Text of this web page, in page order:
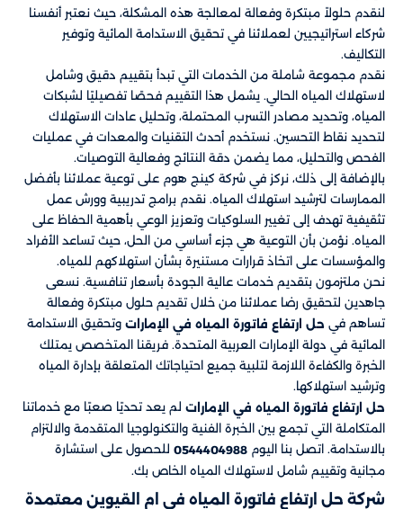
لنقدم حلولاً مبتكرة وفعالة لمعالجة هذه المشكلة، حيث نعتبر أنفسنا
شركاء استراتيجيين لعملائنا في تحقيق الاستدامة المائية وتوفير
التكاليف.
نقدم مجموعة شاملة من الخدمات التي تبدأ بتقييم دقيق وشامل
لاستهلاك المياه الحالي. يشمل هذا التقييم فحصًا تفصيليًا لشبكات
المياه، وتحديد مصادر التسرب المحتملة، وتحليل عادات الاستهلاك
لتحديد نقاط التحسين. نستخدم أحدث التقنيات والمعدات في عمليات
الفحص والتحليل، مما يضمن دقة النتائج وفعالية التوصيات.
بالإضافة إلى ذلك، نركز في شركة كينج هوم على توعية عملائنا بأفضل
الممارسات لترشيد استهلاك المياه. نقدم برامج تدريبية وورش عمل
تثقيفية تهدف إلى تغيير السلوكيات وتعزيز الوعي بأهمية الحفاظ على
المياه. نؤمن بأن التوعية هي جزء أساسي من الحل، حيث تساعد الأفراد
والمؤسسات على اتخاذ قرارات مستنيرة بشأن استهلاكهم للمياه.
نحن ملتزمون بتقديم خدمات عالية الجودة بأسعار تنافسية. نسعى
جاهدين لتحقيق رضا عملائنا من خلال تقديم حلول مبتكرة وفعالة
تساهم في حل ارتفاع فاتورة المياه في الإمارات وتحقيق الاستدامة
المائية في دولة الإمارات العربية المتحدة. فريقنا المتخصص يمتلك
الخبرة والكفاءة اللازمة لتلبية جميع احتياجاتك المتعلقة بإدارة المياه
وترشيد استهلاكها.
حل ارتفاع فاتورة المياه في الإمارات لم يعد تحديًا صعبًا مع خدماتنا
المتكاملة التي تجمع بين الخبرة الفنية والتكنولوجيا المتقدمة والالتزام
بالاستدامة. اتصل بنا اليوم 0544404988 للحصول على استشارة
مجانية وتقييم شامل لاستهلاك المياه الخاص بك.
شركة حل ارتفاع فاتورة المياه في ام القيوين معتمدة